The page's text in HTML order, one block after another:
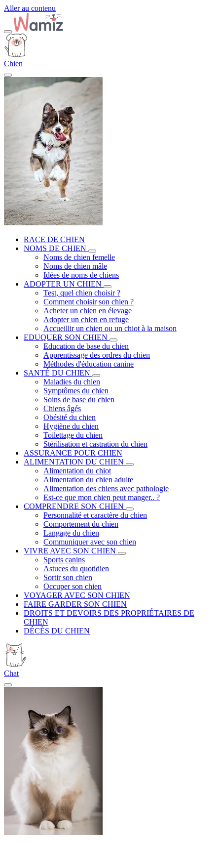
Aller au contenu
Chien
RACE DE CHIEN
NOMS DE CHIEN
Noms de chien femelle
Noms de chien mâle
Idées de noms de chiens
ADOPTER UN CHIEN
Test, quel chien choisir ?
Comment choisir son chien ?
Acheter un chien en élevage
Adopter un chien en refuge
Accueillir un chien ou un chiot à la maison
EDUQUER SON CHIEN
Education de base du chien
Apprentissage des ordres du chien
Méthodes d'éducation canine
SANTÉ DU CHIEN
Maladies du chien
Symptômes du chien
Soins de base du chien
Chiens âgés
Obésité du chien
Hygiène du chien
Toilettage du chien
Stérilisation et castration du chien
ASSURANCE POUR CHIEN
ALIMENTATION DU CHIEN
Alimentation du chiot
Alimentation du chien adulte
Alimentation des chiens avec pathologie
Est-ce que mon chien peut manger.. ?
COMPRENDRE SON CHIEN
Personnalité et caractère du chien
Comportement du chien
Langage du chien
Communiquer avec son chien
VIVRE AVEC SON CHIEN
Sports canins
Astuces du quotidien
Sortir son chien
Occuper son chien
VOYAGER AVEC SON CHIEN
FAIRE GARDER SON CHIEN
DROITS ET DEVOIRS DES PROPRIÉTAIRES DE
CHIEN
DÉCÈS DU CHIEN
Chat